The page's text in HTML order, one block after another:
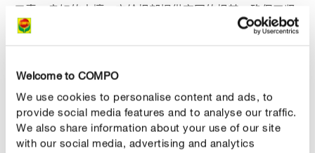
Welcome to COMPO
We use cookies to personalise content and ads, to
provide social media features and to analyse our traffic.
We also share information about your use of our site
with our social media, advertising and analytics
元素：良好的土壤。它给根部提供牢固的根基，确保了坚
实的立足点并存储水分和养分。高质量的盆栽土壤也应该
现各种不同的盆栽土壤，每种都针对植物的特殊需求量身
定制。 pH值是盆栽土壤的重要质量特征，因为只有在正
确的pH值下，土壤中的养分才能被植物吸收。它还影响土
壤活性和抗病性。大多数植物更喜欢pH在5.5到6.5之间的